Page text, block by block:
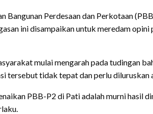
Perdesaan dan Perkotaan
ini disampaikan untuk meredam
mulai mengarah pada tudingan
tersebut tidak tepat dan perlu
PBB-P2 di Pati adalah murni hasil